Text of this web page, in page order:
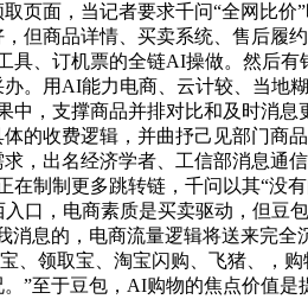
页面，当记者要求千问“全网比
但商品详情、买卖系统、售后履
具、订机票的全链AI操做。然后
。用AI能力电商、云计较、当地
中，支撑商品并排对比和及时消
的收费逻辑，并曲抒己见部门商
，出名经济学者、工信部消息
在制制更多跳转链，千问以其“没
口，电商素质是买卖驱动，但
消息的，电商流量逻辑将送来完
、领取宝、淘宝闪购、飞猪、，
”至于豆包，AI购物的焦点价值